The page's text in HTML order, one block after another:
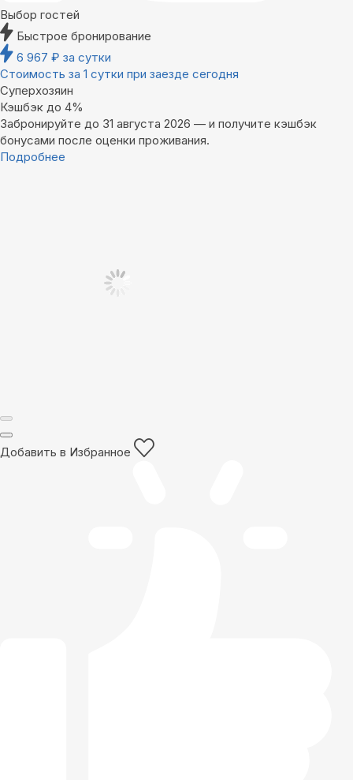
Выбор гостей
Быстрое бронирование
6 967 ₽ за сутки
Стоимость за 1 сутки при заезде сегодня
Суперхозяин
Кэшбэк до 4%
Забронируйте до 31 августа 2026 — и получите кэшбэк
бонусами после оценки проживания.
Подробнее
Добавить в Избранное